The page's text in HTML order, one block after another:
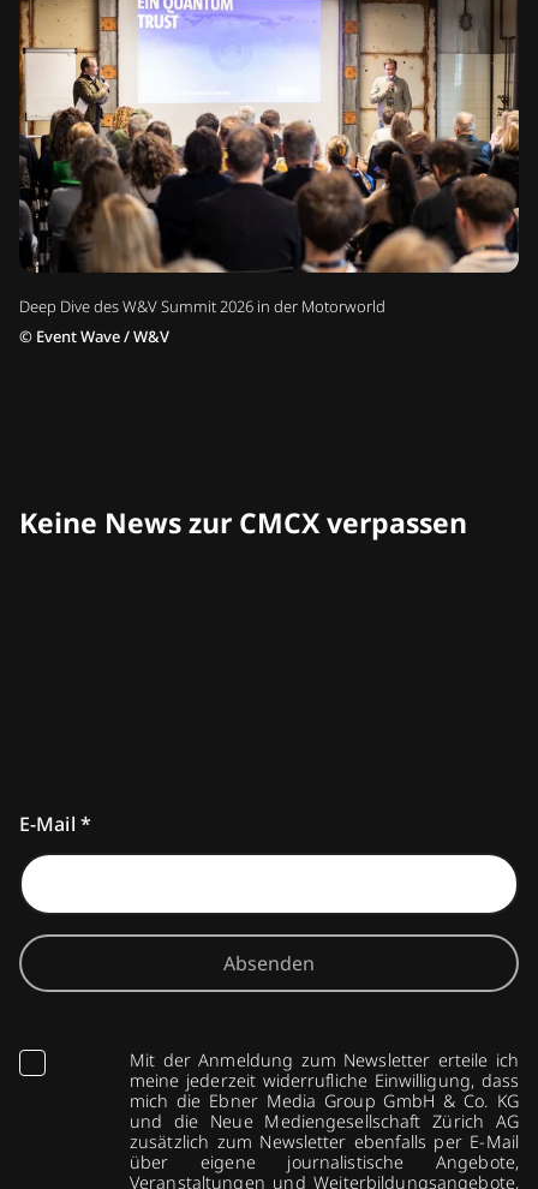
Deep Dive des W&V Summit 2026 in der Motorworld
© Event Wave / W&V
Keine News zur CMCX verpassen
E-Mail *
Absenden
Mit der Anmeldung zum Newsletter erteile ich
meine jederzeit widerrufliche Einwilligung, dass
mich die Ebner Media Group GmbH & Co. KG
und die Neue Mediengesellschaft Zürich AG
zusätzlich zum Newsletter ebenfalls per E-Mail
über eigene journalistische Angebote,
Veranstaltungen und Weiterbildungsangebote,